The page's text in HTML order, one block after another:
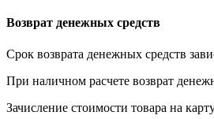
Возврат денежных средств
Срок возврата денежных средств
При наличном расчете возврат
Зачисление стоимости товара на